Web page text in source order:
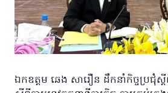
ឯកឧត្តម ឆេង សារឿន ដឹកនាំកិច្ចប្រជុំស្តីពី